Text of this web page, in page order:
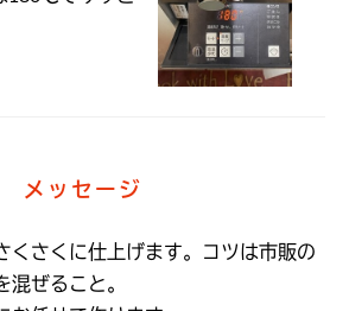
メッセージ
くさくに仕上げます。コツは市販の
混ぜること。